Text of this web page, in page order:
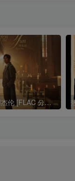
太阳之子 – 周杰伦 [FLAC 分轨 192Khz 24bit]